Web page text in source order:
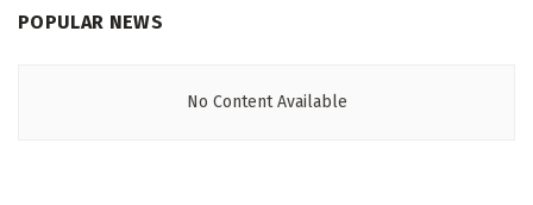
POPULAR NEWS
No Content Available